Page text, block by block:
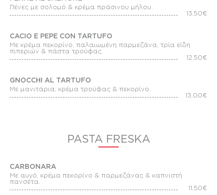
Πένες με σολομό & κρέμα πράσινου μήλου.
13,50€
CACIO E PEPE CON TARTUFO
Με κρέμα πεκορίνο, παλαιωμένη παρμεζάνα, τρία είδη
πιπεριών & πάστα τρούφας.
12,50€
GNOCCHI AL TARTUFO
Με μανιτάρια, κρέμα τρούφας & πεκορίνο.
13,00€
PASTA FRESKA
CARBONARA
Με αυγό, κρέμα πεκορίνο & παρμεζάνας & καπνιστή
πανσέτα.
11,50€